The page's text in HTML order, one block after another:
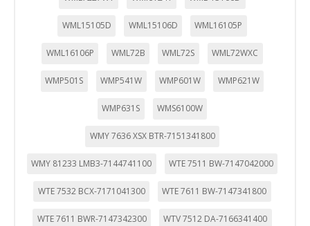
WML15105D WML15106D WML16105P
WML16106P WML72B WML72S WML72WXC
WMP501S WMP541W WMP601W WMP621W
WMP631S WMS6100W
WMY 7636 XSX BTR-7151341800
WMY 81233 LMB3-7144741100 WTE 7511 BW-7147042000
WTE 7532 BCX-7171041300 WTE 7611 BW-7147341800
WTE 7611 BWR-7147342300 WTV 7512 DA-7166341400
Cookies Utilizadas:
GUARDAR CONFIGURACIÓN
Puedes volver a configurar tus cookies desde la sección
"Configuración de cookies" al pie de la página. También puedes